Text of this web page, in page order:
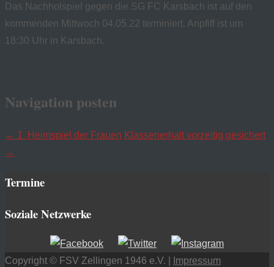
Das Nachholspiel gegen die SG FC Karsbach ist auf den
kommenden Mittwoch 04.05.22 terminiert. Anpfiff ist um
18:30 Uhr in Karsbach.
Navigation posten
← 1. Heimspiel der Frauen Klassenerhalt vorzeitig gesichert
→
Termine
Soziale Netzwerke
Copyright © FSV Zellingen 1946 e.V. |
Impressum